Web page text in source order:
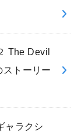
The Devil
トーリー
ャラクシ